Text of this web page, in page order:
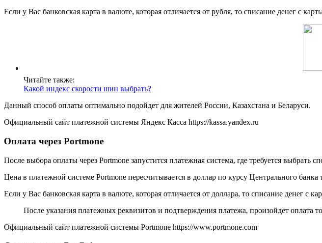
Если у Вас банковская карта в валюте, которая отличается от рубля, то списание денег с
Читайте также:
Какой индекс скорости шин выбрать?
Данный способ оплаты оптимально подойдет для жителей России, Казахстана и Беларуси.
Официальный сайт платежной системы Яндекс Касса https://kassa.yandex.ru
Оплата через Portmone
После выбора оплаты через Portmone запустится платежная система, где требуется выбрать
Цена в платежной системе Portmone пересчитывается в доллар по курсу Центрального банка
Если у Вас банковская карта в валюте, которая отличается от доллара, то списание денег
После указания платежных реквизитов и подтверждения платежа, произойдет оплата
Официальный сайт платежной системы Portmone https://www.portmone.com